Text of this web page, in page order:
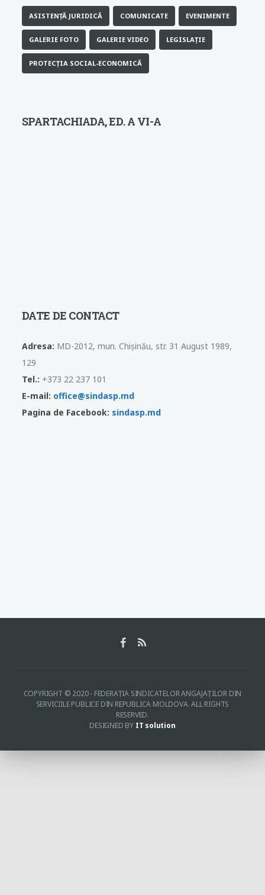
ASISTENȚĂ JURIDICĂ COMUNICATE EVENIMENTE
GALERIE FOTO GALERIE VIDEO LEGISLAȚIE
PROTECȚIA SOCIAL-ECONOMICĂ
SPARTACHIADA, ED. A VI-A
DATE DE CONTACT
Adresa: MD-2012, mun. Chișinău, str. 31 August 1989,
129
Tel.: +373 22 237 101
E-mail: office@sindasp.md
Pagina de Facebook: sindasp.md
COPYRIGHT © 2020 - FEDERAŢIA SINDICATELOR ANGAJAŢILOR DIN
SERVICIILE PUBLICE DIN REPUBLICA MOLDOVA. ALL RIGHTS
RESERVED.
DESIGNED BY IT solution